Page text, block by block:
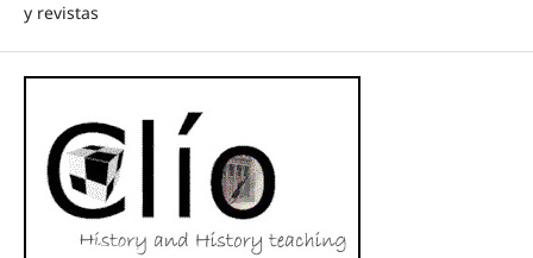
y revistas